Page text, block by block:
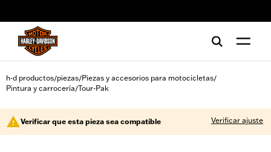
h-d productos/piezas/Piezas y accesorios para motocicletas/
Pintura y carrocería/Tour-Pak
Verificar que esta pieza sea compatible Verificar ajuste